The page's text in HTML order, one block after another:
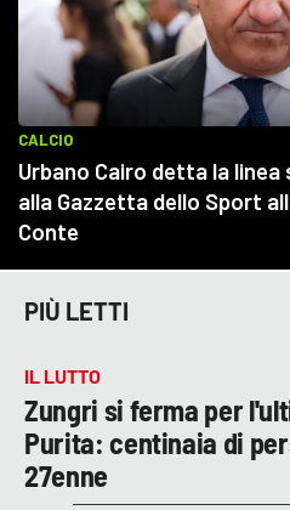
PIÙ LETTI
IL LUTTO
Zungri si ferma per
Purita: centinaia di
27enne